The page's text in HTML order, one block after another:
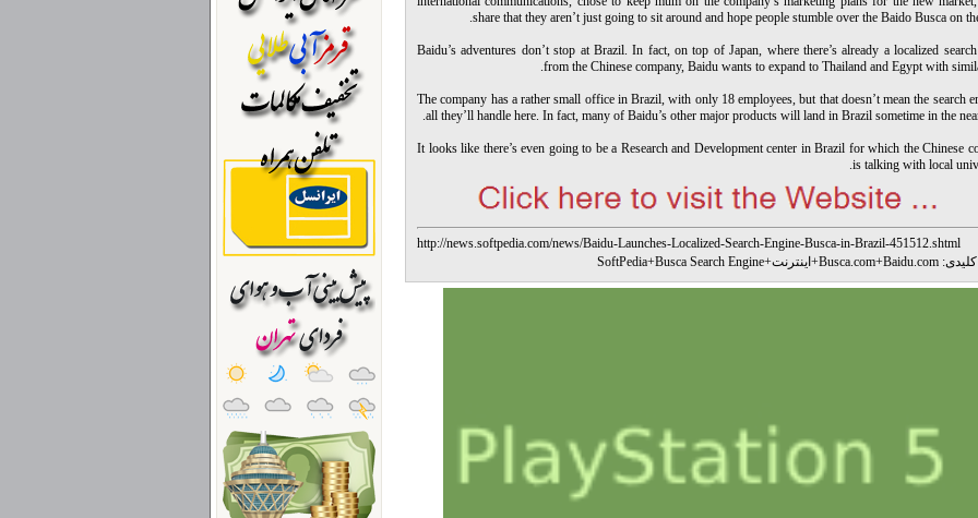
share that they aren’t just going to sit around and hope people stumble over the Baido Busca on
Baidu’s adventures don’t stop at Brazil. In fact, on top of Japan, where there’s already a localized
from the Chinese company, Baidu wants to expand to Thailand and Egypt with
The company has a rather small office in Brazil, with only 18 employees, but that doesn’t mean the search
all they’ll handle here. In fact, many of Baidu’s other major products will land in Brazil sometime in the
It looks like there’s even going to be a Research and Development center in Brazil for which the Chinese
is talking with local
http://news.softpedia.com/news/Baidu-Launches-Localized-Search-Engine-Busca-in-Brazil-451512.shtml
Busca.com+Baidu.com
+ اینترنت+
SoftPedia+Busca Search Engine